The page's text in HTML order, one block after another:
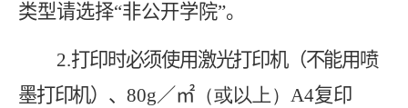
类型请选择“非公开学院”。
2.打印时必须使用激光打印机（不能用喷
墨打印机）、 80g／㎡（或以上） A4复印